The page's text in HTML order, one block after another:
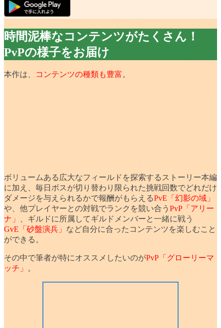
時間泥棒なコンテンツがたくさん！
PvPの様子をお届け
本作は、 コンテンツの種類も豊富。
ボリュームある広大なフィールドを探索する ストーリー本編
に加え、毎日ボスが切り替わり限られた挑戦回数でどれだけ
ダメージを与えられるかで報酬がもらえるPvE「幻影の域」
や、他プレイヤーとの対戦でランクを競い合う PvP「アリー
ナ」
、ギルドに所属してギルドメンバーと一緒に戦う
GvE「砂盤演兵」 など自分に合ったコンテンツを楽しむこと
ができる。
その中で筆者が特にオススメ したいのがPvP「グローリーマ
ッチ」
。